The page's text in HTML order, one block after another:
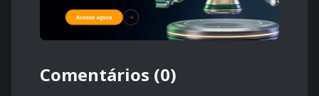
Comentários (0)